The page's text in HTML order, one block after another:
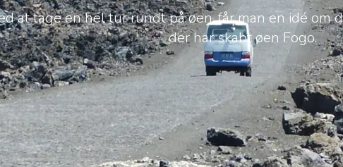
at tage en hel tur rundt på øen, får man en idé om
der har skabt øen Fogo.